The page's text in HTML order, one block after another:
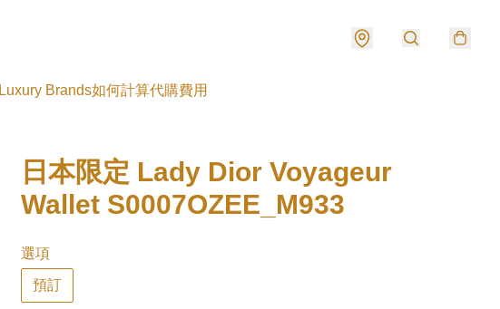
Luxury Brands如何計算代購費用
日本限定 Lady Dior Voyageur
Wallet S0007OZEE_M933
選項
預訂